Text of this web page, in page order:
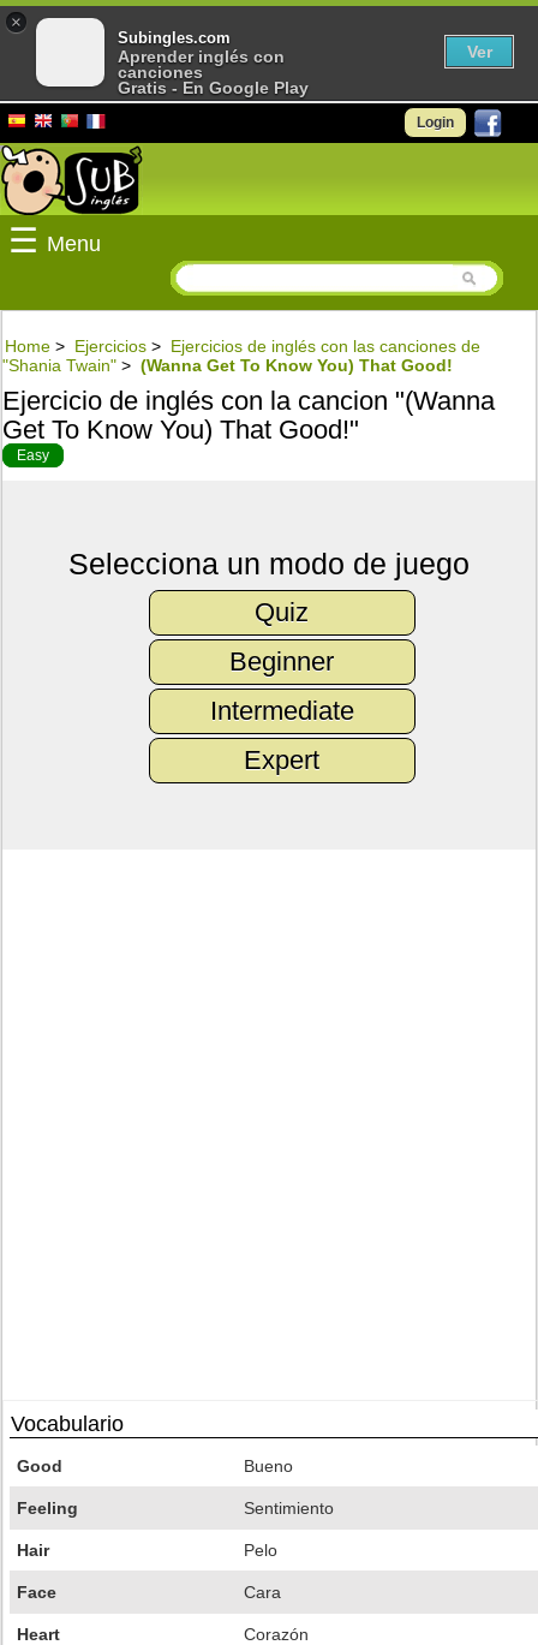
Login
☰ Menu
Home > Ejercicios > Ejercicios de inglés con las canciones de
"Shania Twain" > (Wanna Get To Know You) That Good!
Ejercicio de inglés con la cancion "(Wanna
Get To Know You) That Good!"
Easy
Selecciona un modo de juego
Quiz
Beginner
Intermediate
Expert
Vocabulario
Good Bueno
Feeling Sentimiento
Hair Pelo
Face Cara
Heart Corazón
×
Subingles.com
Aprender inglés con
canciones
Gratis - En Google Play
Ver